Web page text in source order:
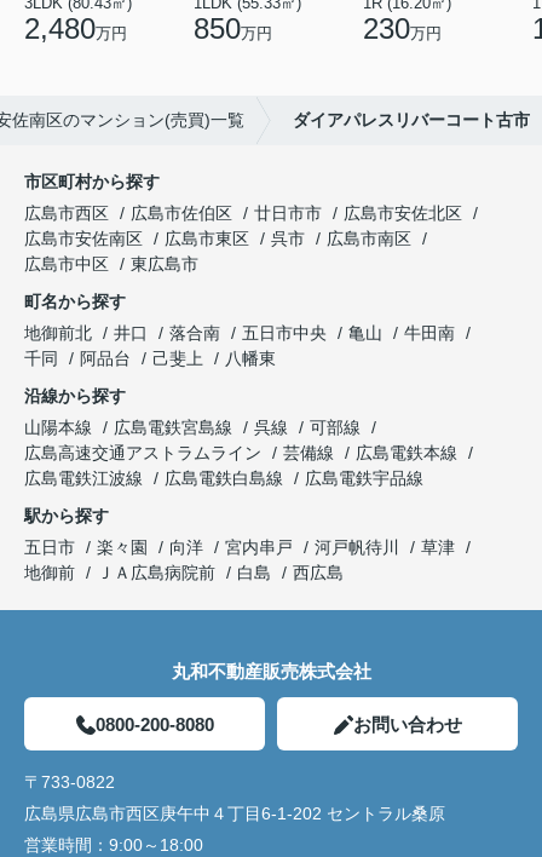
2,480万円 850万円 230万円
佐南区のマンション(売買)一覧 ダイアパレスリバーコート古市
市区町村から探す
広島市西区
広島市佐伯区 廿日市市
広島市安佐北区
広島市安佐南区
広島市東区 呉市
広島市南区
広島市中区
東広島市
町名から探す
地御前北
井口 落合南 五日市中央 亀山
牛田南
千同
阿品台 己斐上
八幡東
沿線から探す
山陽本線
広島電鉄宮島線 呉線
可部線
広島高速交通アストラムライン
芸備線
広島電鉄本線
広島電鉄江波線
広島電鉄白島線
広島電鉄宇品線
駅から探す
五日市
楽々園 向洋 宮内串戸 河戸帆待川
草津
地御前
ＪＡ広島病院前 白島 西広島
丸和不動産販売株式会社
0800-200-8080 お問い合わせ
〒733-0822
広島県広島市西区庚午中４丁目6-1-202 セントラル桑原
営業時間： 9:00～18:00